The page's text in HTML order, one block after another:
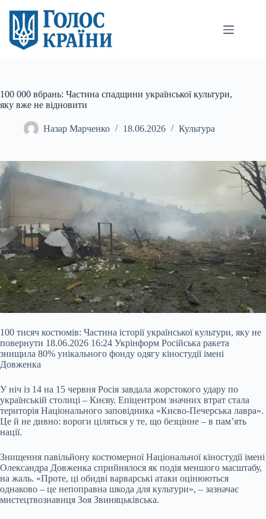
вмісту
100 000 вбрань: Частина спадщини української культури,
яку вже не відновити
Назар Марченко 18.06.2026 Культура
100 тисяч костюмів: Частина історії української культури, яку не
повернути 18.06.2026 16:24 Укрінформ Російська ракета
знищила 80% унікального фонду одягу кіностудії імені
Довженка
У ніч із 14 на 15 червня Росія завдала жорстокого удару по
українській столиці – Києву. Епіцентром значних втрат стала
територія Національного заповідника «Києво-Печерська лавра».
Це й не дивно: вороги ціляться у те, що безцінне – в пам’ять
нації.
Знищення павільйону костюмерноїНаціональної кіностудії імені
Олександра Довженка сприйнялося як подія меншого масштабу,
на жаль. «Проте, ці обидві варварські атаки оцінюються
однаково – це непоправна шкода для культури», – зазначає
мистецтвознавиця Зоя Звиняцьківська.